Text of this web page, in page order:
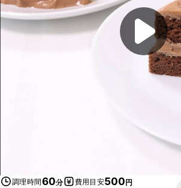
調理時間60分 費用目安500円